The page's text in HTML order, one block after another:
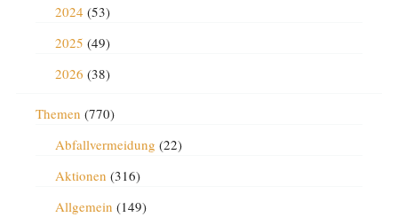
2024 (53)
2025 (49)
2026 (38)
Themen (770)
Abfallvermeidung (22)
Aktionen (316)
Allgemein (149)